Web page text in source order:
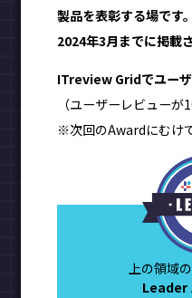
製品を表彰する場です。
2024年3月までに掲載
ITreview Gridでユーザ
（ユーザーレビュー
※次回のAwardにむけ
上の領域
Leader